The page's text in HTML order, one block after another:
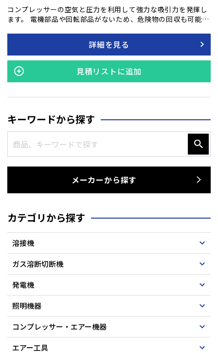
キーワードから探す
メーカーから探す
カテゴリから探す
溶接機
ガス溶断切断機
発電機
照明機器
コンプレッサー・エアー機器
エアー工具
コンプレッサーの空気と圧力を利用して強力な吸引力を発揮し
ます。 電機部品や回転部品がないため、危険物の回収も可能で
汚水・廃油も迅速に回収可能です。 【特長】 ●コンプレッサー
から吐出される空気と圧力を利用し､強力な吸引力を誇るバキ
ュームクリーナーです｡ ●エアー方式のため､電機部品や回転部
品がありません｡ これにより､危険物の回収も可能です｡ ●回転
維持できます｡
詳細を見る
見積リストに追加